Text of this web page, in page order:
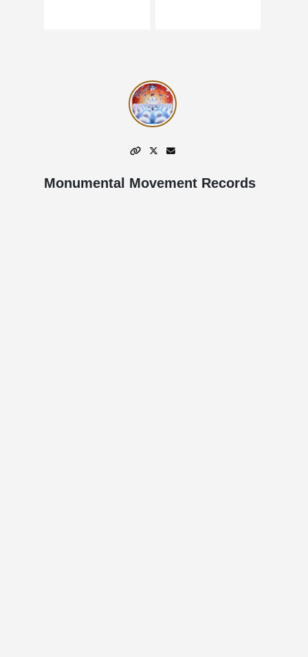
Monumental Movement Records